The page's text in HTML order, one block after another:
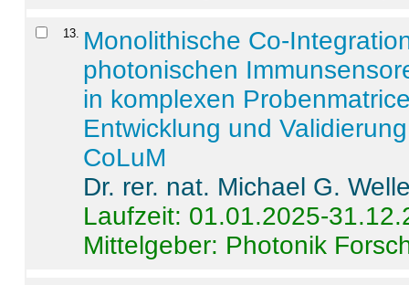
13
Monolithische Co-
photonischen
in komplexen
Entwicklung und
CoLuM
Dr. rer. nat. Michael G.
Laufzeit: 01.01.2025-
Mittelgeber: Photonik